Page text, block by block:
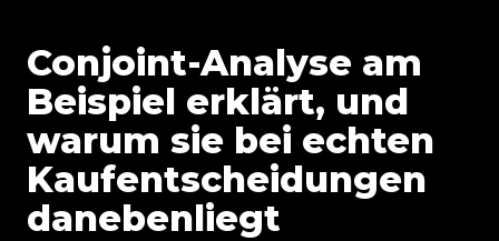
Conjoint-Analyse am
Beispiel erklärt, und
warum sie bei echten
Kaufentscheidungen
danebenliegt